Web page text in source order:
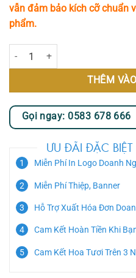
vẫn đảm bảo kích cỡ chuẩn
phẩm.
Spring Symphony số lượng
THÊM
Gọi ngay: 0583 678 666
ƯU ĐÃI ĐẶC BIỆT
Miễn Phí In Logo Doanh
Miễn Phí Thiệp, Banner
Hỗ Trợ Xuất Hóa Đơn
Cam Kết Hoàn Tiền Khi
Cam Kết Hoa Tươi Trên 3